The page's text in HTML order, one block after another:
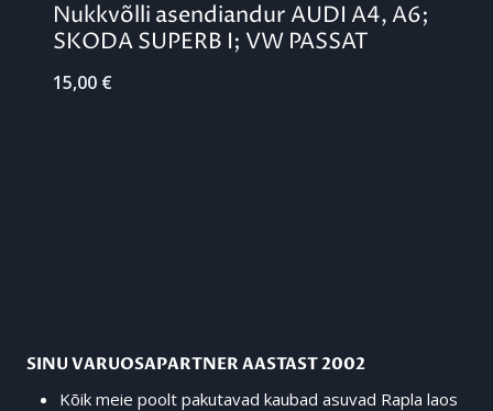
Nukkvõlli asendiandur AUDI A4, A6;
SKODA SUPERB I; VW PASSAT
15,00 €
SINU VARUOSAPARTNER AASTAST 2002
Kõik meie poolt pakutavad kaubad asuvad Rapla laos